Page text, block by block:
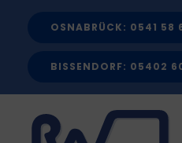
OSNABRÜCK: 0541 58
BISSENDORF: 05402